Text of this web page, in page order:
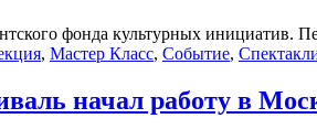
фонда культурных инициатив.
, Мастер Класс, Событие,
начал работу в